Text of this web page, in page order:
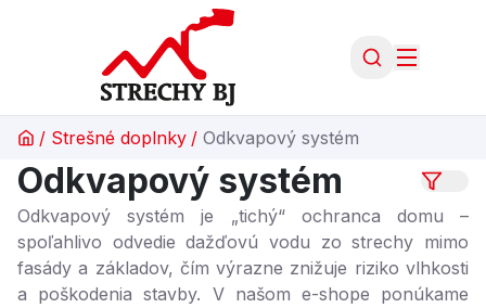
/ Strešné doplnky / Odkvapový systém
Odkvapový systém
Odkvapový systém je „tichý“ ochranca domu –
spoľahlivo odvedie dažďovú vodu zo strechy mimo
fasády a základov, čím výrazne znižuje riziko vlhkosti
a poškodenia stavby. V našom e-shope ponúkame